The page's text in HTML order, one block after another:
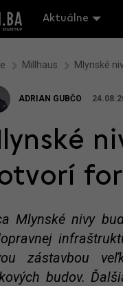
Aktuálne
Millhaus Mlynské
ADRIAN GUBČO
Mlynské nivy
zástavbou
budov.